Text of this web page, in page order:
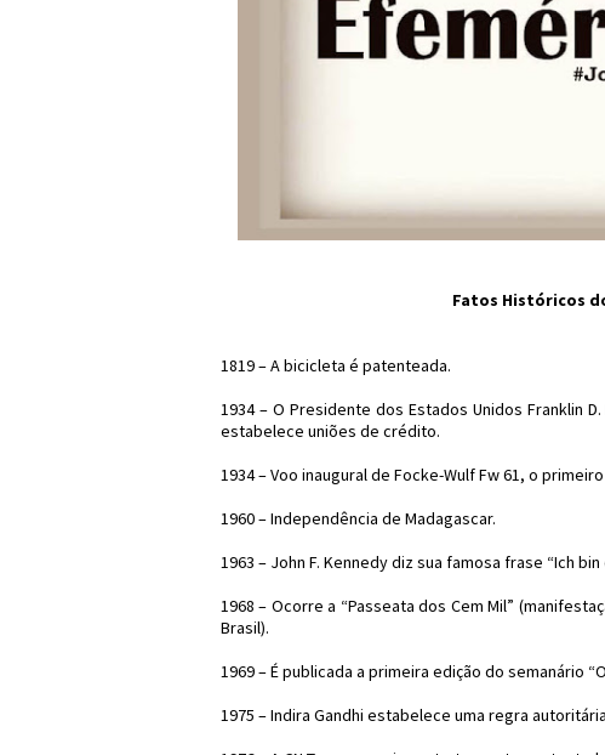
Fatos Históricos
1819 – A bicicleta é patenteada.
1934 – O Presidente dos Estados Unidos Franklin
estabelece uniões de crédito.
1934 – Voo inaugural de Focke-Wulf Fw 61, o
1960 – Independência de Madagascar.
1963 – John F. Kennedy diz sua famosa frase “Ich
1968 – Ocorre a “Passeata dos Cem Mil”
Brasil).
1969 – É publicada a primeira edição do semanário
1975 – Indira Gandhi estabelece uma regra